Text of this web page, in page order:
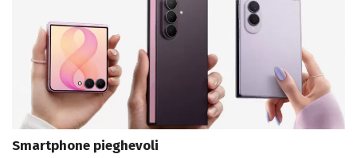
Smartphone pieghevoli